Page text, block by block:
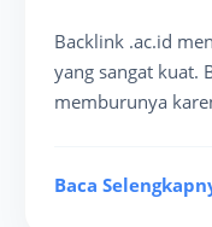
Backlink .ac.id
yang sangat kuat.
memburunya
Baca